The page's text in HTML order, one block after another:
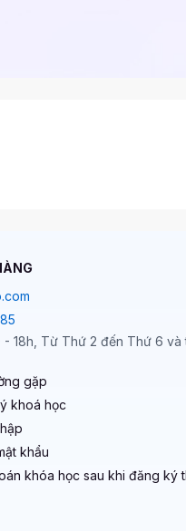
- 18h, Từ Thứ 2 đến Thứ 6 và
gặp
khoá học
khẩu
khóa học sau khi đăng ký